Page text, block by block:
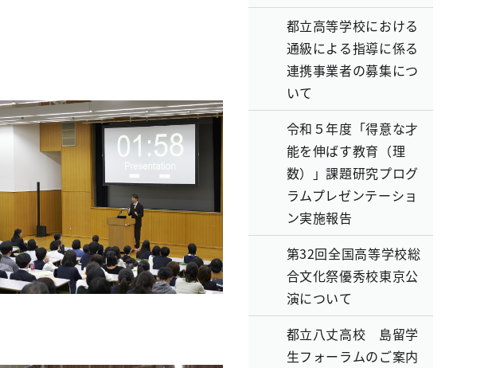
都立高等学校における
通級による指導に係る
連携事業者の募集につ
いて
令和５年度「得意な才
能を伸ばす教育（理
数）」課題研究プログ
ラムプレゼンテーショ
ン実施報告
第32回全国高等学校総
合文化祭優秀校東京公
演について
都立八丈高校 島留学
生フォーラムのご案内